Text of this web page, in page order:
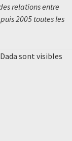
relations entre
2005 toutes les
sont visibles